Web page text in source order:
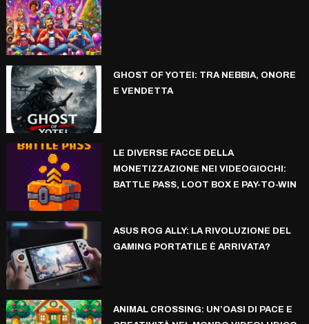
GHOST OF YOTEI: TRA NEBBIA, ONORE
E VENDETTA
LE DIVERSE FACCE DELLA
MONETIZZAZIONE NEI VIDEOGIOCHI:
BATTLE PASS, LOOT BOX E PAY-TO-WIN
ASUS ROG ALLY: LA RIVOLUZIONE DEL
GAMING PORTATILE È ARRIVATA?
ANIMAL CROSSING: UN’OASI DI PACE E